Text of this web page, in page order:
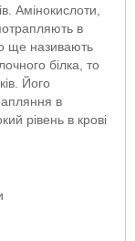
Амінокислоти,
в
ще називають
білка, то
Його
в
рівень в крові